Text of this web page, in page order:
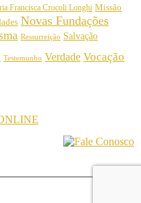
Francisca Crocoli Longhi Missão
Novas Fundações
Ressurreição Salvação
Testemunho Verdade Vocação